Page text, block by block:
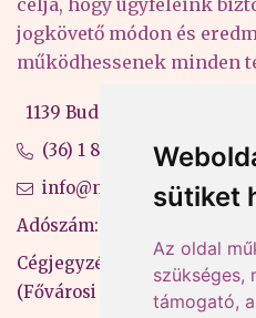
sütiket
Az oldal
szükséges,
támogató,
célja, hogy ügyfeleink
jogkövető módon és
működhessenek minden
1139 Budapest, Váci út 99-
(36) 1 880 76 00
info@mprx.hu
Adószám: 13598145-2-41
Cégjegyzékszám: 01-09-
(Fővárosi Bíróság)